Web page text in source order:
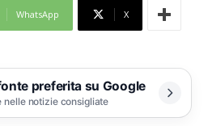
WhatsApp X
preferita su Google
nelle notizie consigliate